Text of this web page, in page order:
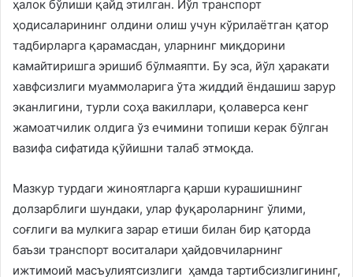
ҳалок бўлиши қайд этилган. Йўл транспорт
ҳодисаларининг олдини олиш учун кўрилаётган қатор
тадбирларга қарамасдан, уларнинг миқдорини
камайтиришга эришиб бўлмаяпти. Бу эса, йўл ҳаракати
хавфсизлиги муаммоларига ўта жиддий ёндашиш зарур
эканлигини, турли соҳа вакиллари, қолаверса кенг
жамоатчилик олдига ўз ечимини топиши керак бўлган
вазифа сифатида қўйишни талаб этмоқда.
Мазкур турдаги жиноятларга қарши курашишнинг
долзарблиги шундаки, улар фуқароларнинг ўлими,
соғлиги ва мулкига зарар етиши билан бир қаторда
баъзи транспорт воситалари ҳайдовчиларнинг
ижтимоий масъулиятсизлиги ҳамда тартибсизлигининг,